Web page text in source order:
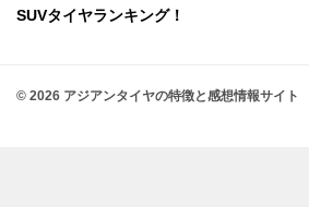
SUVタイヤランキング！
© 2026 アジアンタイヤの特徴と感想情報サイト